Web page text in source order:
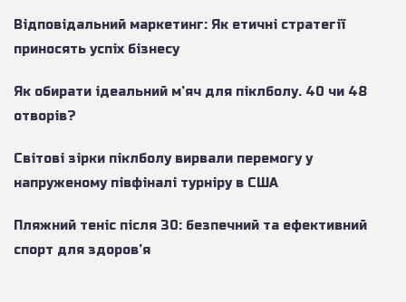
Відповідальний маркетинг: Як етичні стратегії
приносять успіх бізнесу
Як обирати ідеальний м’яч для піклболу. 40 чи 48
отворів?
Світові зірки піклболу вирвали перемогу у
напруженому півфіналі турніру в США
Пляжний теніс після 30: безпечний та ефективний
спорт для здоров’я